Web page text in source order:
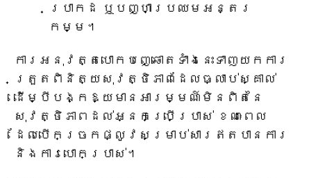
ប្រាកដ ឬបញ្ហាប្រឈមអន្តរ
កម្ម។
ការអនុវត្តបោកបញ្ឆោតទាំងនេះទាញយកការ
ត្រួតពិនិត្យសុវត្ថិភាពដែលធ្លាប់ស្គាល់
ដើម្បីបង្កឱ្យមានអារម្មណ៍មិនពិតនៃ
សុវត្ថិភាពដល់អ្នកប្រើប្រាស់ ខណៈពេល
ដែលបើកច្រកផ្លូវសម្រាប់សារឥតបានការ
និងការបោកប្រាស់។